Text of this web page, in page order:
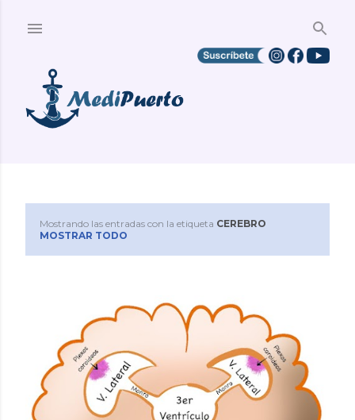
d
Mostrando las entradas con la etiqueta CEREBRO
MOSTRAR TODO